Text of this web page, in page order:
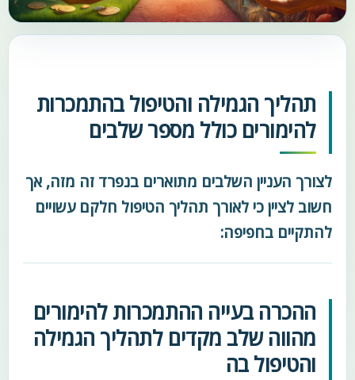
תהליך הגמילה והטיפול בהתמכרות
להימורים כולל מספר שלבים
לצורך העניין השלבים מתוארים בנפרד זה מזה, אך
חשוב לציין כי לאורך תהליך הטיפול חלקם עשויים
להתקיים בחפיפה:
ההכרה בעייה ההתמכרות להימורים
מהווה שלב מקדים לתהליך הגמילה
והטיפול בה